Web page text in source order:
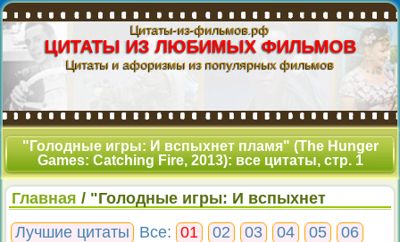
Цитаты-из-фильмов.рф
ЦИТАТЫ ИЗ ЛЮБИМЫХ ФИЛЬМОВ
Цитаты и афоризмы из популярных фильмов
"Голодные игры: И вспыхнет пламя" (The Hunger
Games: Catching Fire, 2013): все цитаты, стр. 1
Главная / "Голодные игры: И вспыхнет
пламя": все цитаты, стр. 1
Лучшие цитаты
Все: 01 02 03 04 05
06